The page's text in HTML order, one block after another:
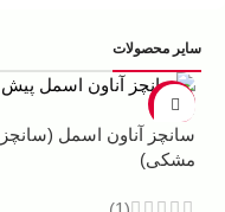
سایر محصولات
-13%
سانچز آناون اسمل (سانچز
مشکی)